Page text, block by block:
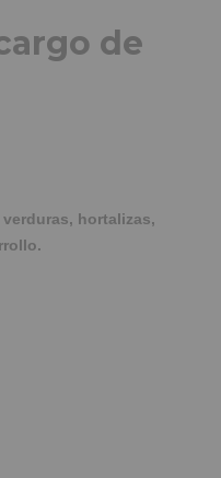
de
hortalizas,